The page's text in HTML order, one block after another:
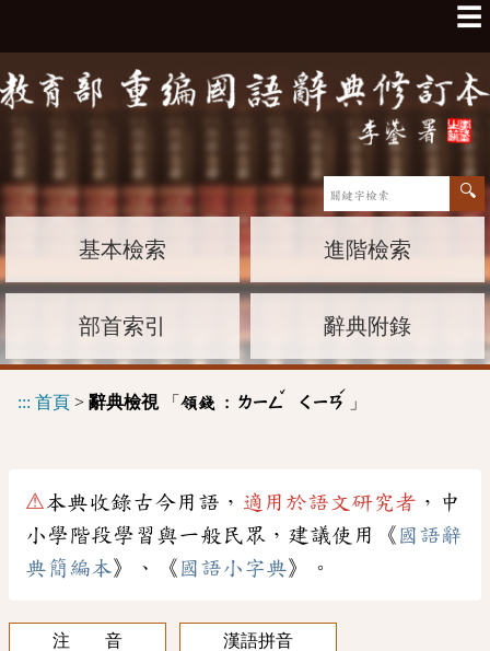
☰
基本檢索 進階檢索
部首索引 辭典附錄
::: 首頁 > 辭典檢視「 領錢 : ㄌㄧㄥ
ˇ
ㄑㄧㄢ
ˊ
」
⚠本典收錄古今用語， 適用於語文研究者 ，中
小學階段學習與一般民眾，建議使用《 國語辭
典簡編本》、《 國語小字典》。
注 音
漢語拼音